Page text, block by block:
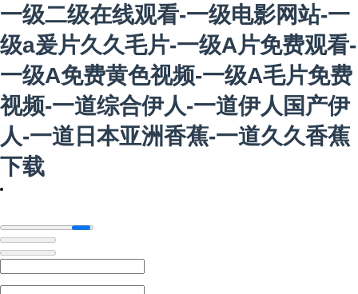
一级二级在线观看-一级电影网站-一
级a爰片久久毛片-一级A片免费观看-
一级A免费黄色视频-一级A毛片免费
视频-一道综合伊人-一道伊人国产伊
人-一道日本亚洲香蕉-一道久久香蕉
下载